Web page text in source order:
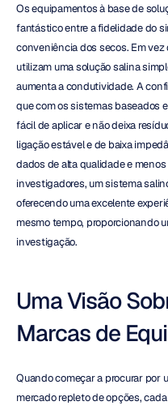
Os equipamentos à base de
fantástico entre a fidelidade do
conveniência dos secos. Em
utilizam uma solução salina
aumenta a condutividade. A
que com os sistemas baseados
fácil de aplicar e não deixa
ligação estável e de baixa
dados de alta qualidade e
investigadores, um sistema
oferecendo uma excelente
mesmo tempo, proporcionando
investigação.
Uma Visão
Marcas de
Quando começar a procurar por
mercado repleto de opções,